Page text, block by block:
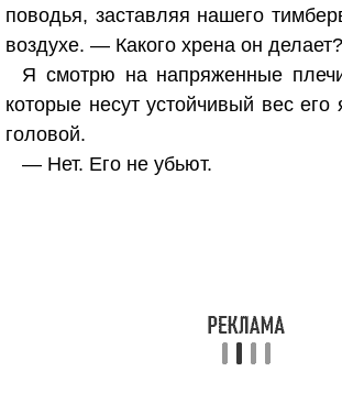
поводья, заставляя нашего
воздухе. — Какого хрена он
Я смотрю на напряженные
которые несут устойчивый вес его
головой.
— Нет. Его не убьют.